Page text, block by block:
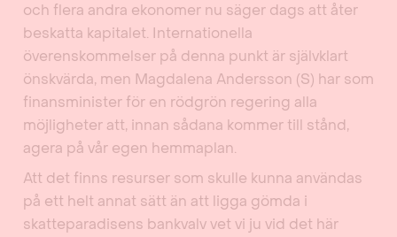
och flera andra ekonomer nu säger dags att åter
beskatta kapitalet. Internationella
överenskommelser på denna punkt är självklart
önskvärda, men Magdalena Andersson (S) har som
finansminister för en rödgrön regering alla
möjligheter att, innan sådana kommer till stånd,
agera på vår egen hemmaplan.
Att det finns resurser som skulle kunna användas
på ett helt annat sätt än att ligga gömda i
skatteparadisens bankvalv vet vi ju vid det här